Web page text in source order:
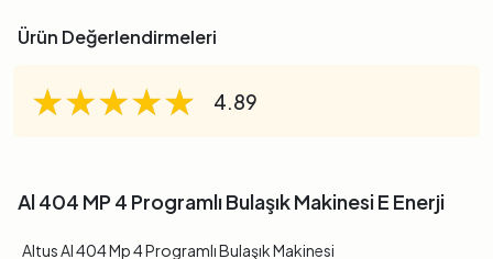
Ürün Değerlendirmeleri
★★★★★
★★★★★
★★★★★ 4.89
Al 404 MP 4 Programlı Bulaşık Makinesi E Enerji
Altus Al 404 Mp 4 Programlı Bulaşık Makinesi